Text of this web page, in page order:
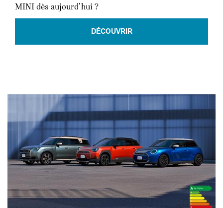
MINI dès aujourd’hui ?
DÉCOUVRIR